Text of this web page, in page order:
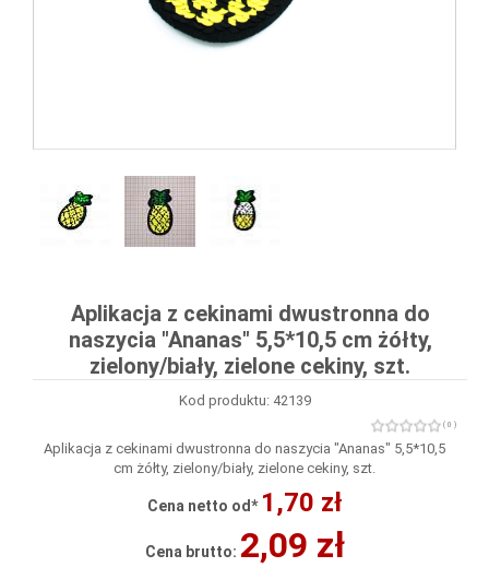
Aplikacja z cekinami dwustronna do
naszycia "Ananas" 5,5*10,5 cm żółty,
zielony/biały, zielone cekiny, szt.
Kod produktu: 42139
( 0 )
Aplikacja z cekinami dwustronna do naszycia "Ananas" 5,5*10,5
cm żółty, zielony/biały, zielone cekiny, szt.
Cena netto od* 1,70 zł
Cena brutto: 2,09 zł